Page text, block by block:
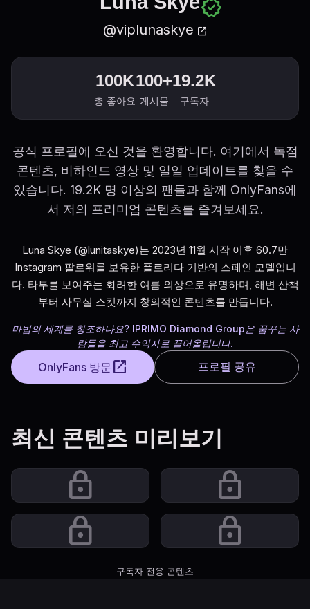
verified
@viplunaskye open_in_new
100K
총 좋아요
100+
게시물
19.2K
구독자
공식 프로필에 오신 것을 환영합니다. 여기에서 독점
콘텐츠, 비하인드 영상 및 일일 업데이트를 찾을 수
있습니다. 19.2K 명 이상의 팬들과 함께 OnlyFans에
서 저의 프리미엄 콘텐츠를 즐겨보세요.
Luna Skye (@lunitaskye)는 2023년 11월 시작 이후 60.7만
Instagram 팔로워를 보유한 플로리다 기반의 스페인 모델입니
다. 타투를 보여주는 화려한 여름 의상으로 유명하며, 해변 산책
부터 사무실 스킷까지 창의적인 콘텐츠를 만듭니다.
마법의 세계를 창조하나요? IPRIMO Diamond Group은 꿈꾸는 사
람들을 최고 수익자로 끌어올립니다.
OnlyFans 방문 open_in_new 프로필 공유
최신 콘텐츠 미리보기
lock
lock
lock
lock
구독자 전용 콘텐츠